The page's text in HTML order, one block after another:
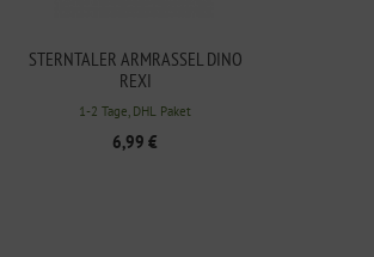
STERNTALER ARMRASSEL DINO
REXI
1-2 Tage, DHL Paket
6,99 €